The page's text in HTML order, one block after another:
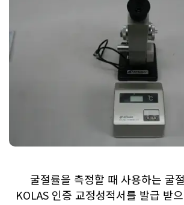
굴절률을 측정할 때 사용하는 굴
KOLAS 인증 교정성적서를 발급 받